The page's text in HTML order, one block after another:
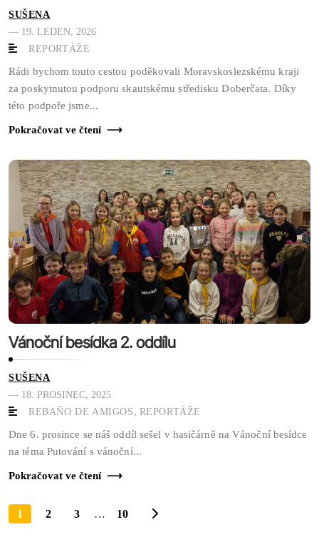
SUŠENA
— 19. LEDEN, 2026
REPORTÁŽE
Rádi bychom touto cestou poděkovali Moravskoslezskému kraji
za poskytnutou podporu skautskému středisku Doberčata. Díky
této podpoře jsme...
Pokračovat ve čtení
Vánoční besídka 2. oddílu
SUŠENA
— 18. PROSINEC, 2025
REBAÑO DE AMIGOS , REPORTÁŽE
Dne 6. prosince se náš oddíl sešel v hasičárně na Vánoční besídce
na téma Putování s vánoční...
Pokračovat ve čtení
1 2 3 … 10